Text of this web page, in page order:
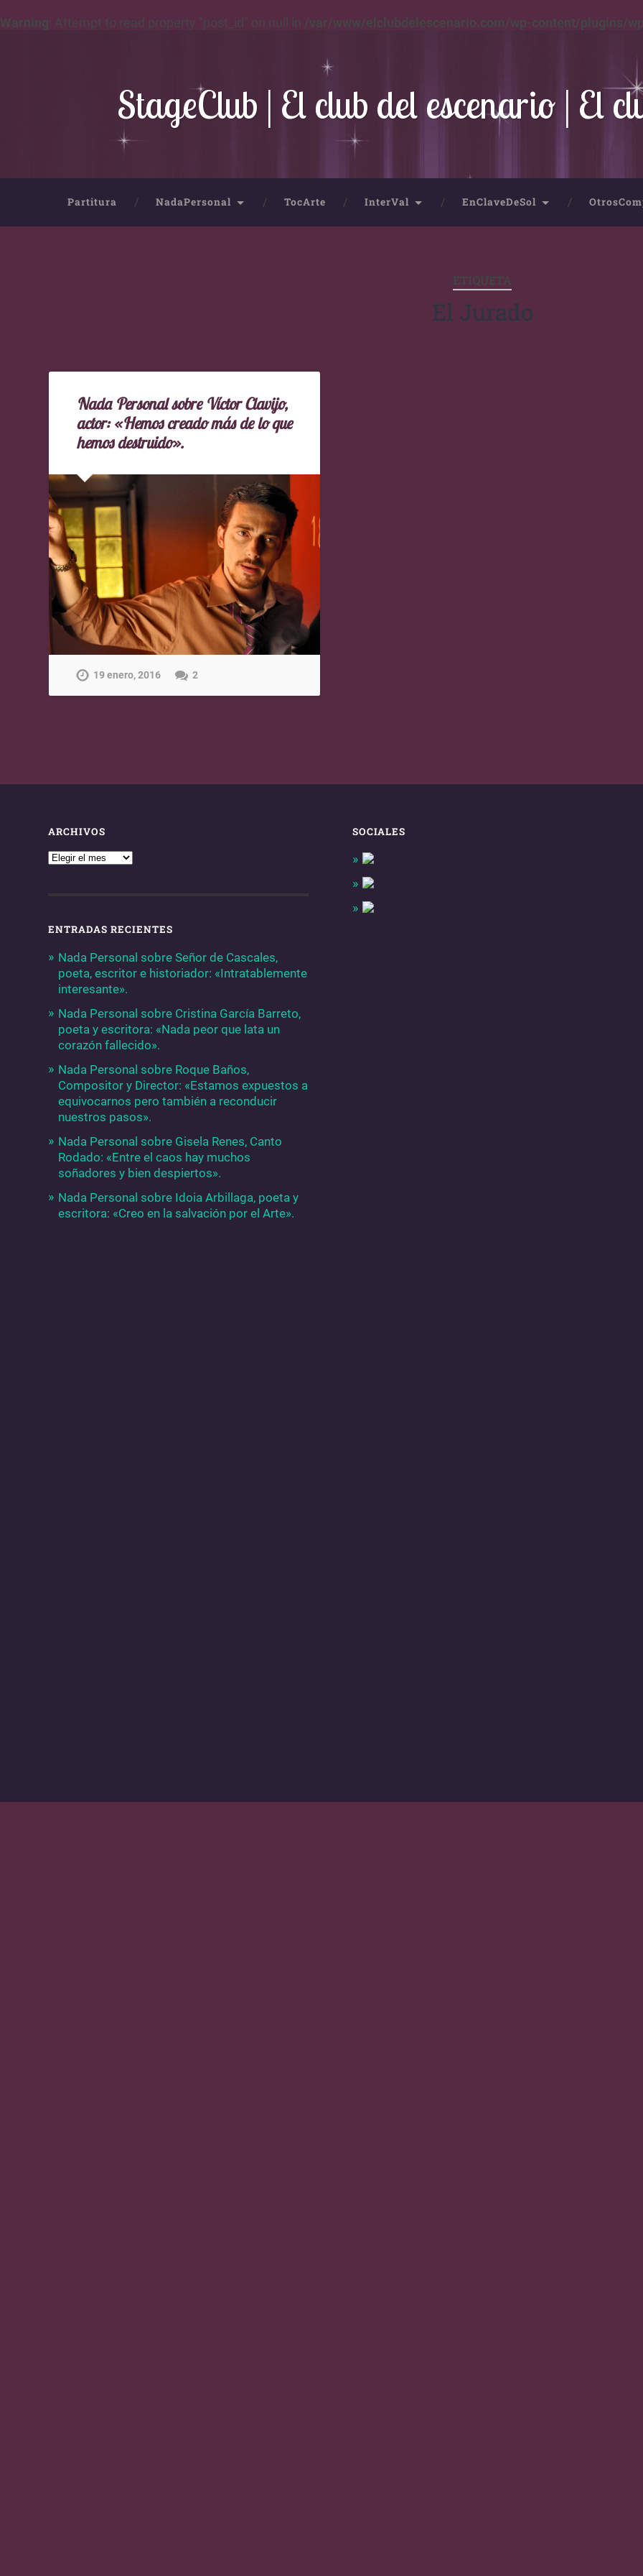
Warning : Attempt to read property "post_id" on null in /var/www/elclubdelescenario.com/wp-content/plugins/
StageClub | El club del escenario | El
Partitura NadaPersonal TocArte InterVal EnClaveDeSol
ETIQUETA
El Jurado
Nada Personal sobre Víctor Clavijo,
actor: «Hemos creado más de lo que
hemos destruido».
19 enero, 2016 2
ARCHIVOS
ENTRADAS RECIENTES
Nada Personal sobre Señor de Cascales,
poeta, escritor e historiador: «Intratablemente
interesante».
Nada Personal sobre Cristina García Barreto,
poeta y escritora: «Nada peor que lata un
corazón fallecido».
Nada Personal sobre Roque Baños,
Compositor y Director: «Estamos expuestos a
equivocarnos pero también a reconducir
nuestros pasos».
Nada Personal sobre Gisela Renes, Canto
Rodado: «Entre el caos hay muchos
soñadores y bien despiertos».
Nada Personal sobre Idoia Arbillaga, poeta y
escritora: «Creo en la salvación por el Arte».
SOCIALES